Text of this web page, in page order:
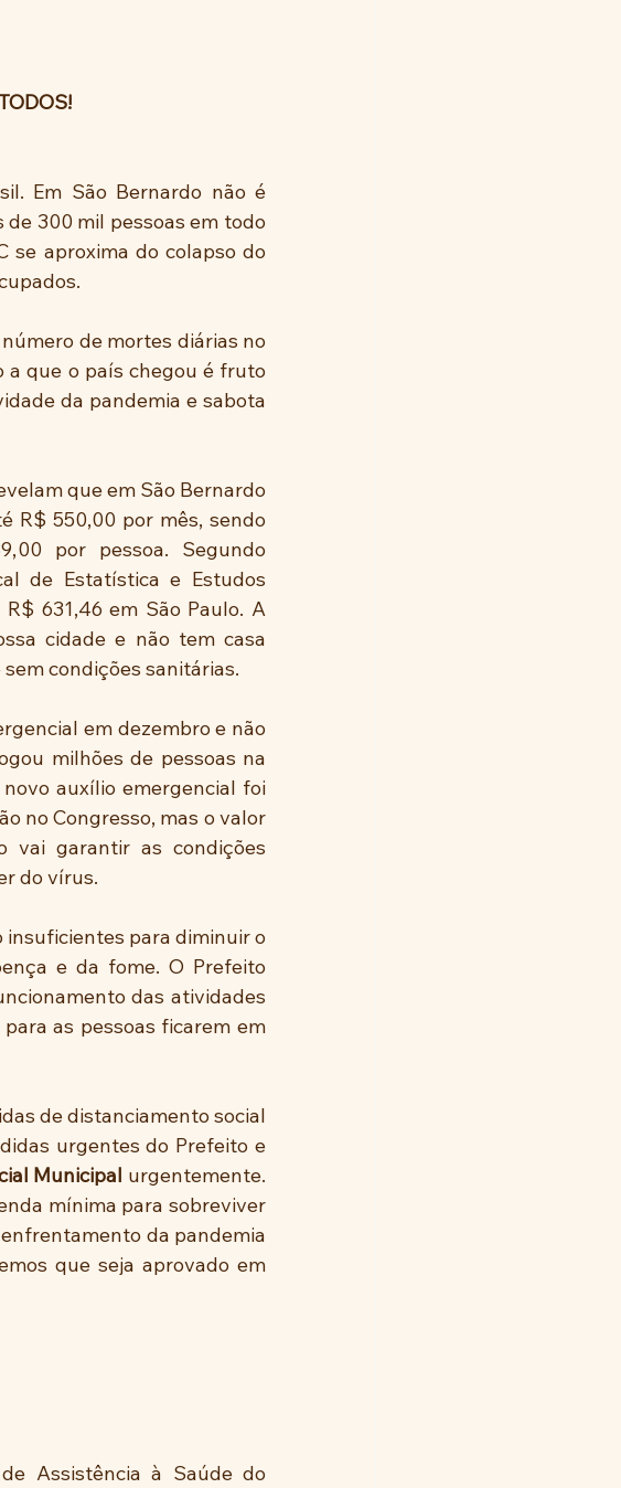
Em São Bernardo não é
300 mil pessoas em todo
se aproxima do colapso do
de mortes diárias no
a que o país chegou é fruto
da pandemia e sabota
que em São Bernardo
R$ 550,00 por mês, sendo
por pessoa. Segundo
de Estatística e Estudos
631,46 em São Paulo. A
cidade e não tem casa
condições sanitárias.
em dezembro e não
milhões de pessoas na
auxílio emergencial foi
no Congresso, mas o valor
vai garantir as condições
do vírus.
para diminuir o
e da fome. O Prefeito
das atividades
as pessoas ficarem em
de distanciamento social
urgentes do Prefeito e
Municipal urgentemente.
mínima para sobreviver
da pandemia
que seja aprovado em
Assistência à Saúde do